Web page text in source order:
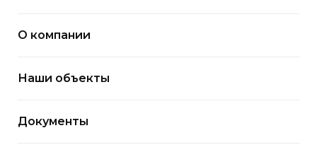
О компании
Наши объекты
Документы